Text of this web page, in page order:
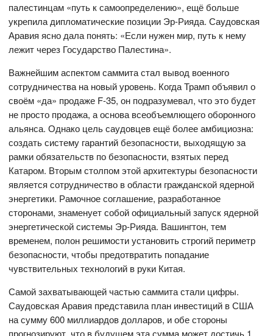
палестинцам «путь к самоопределению», ещё больше
укрепила дипломатические позиции Эр-Рияда. Саудовская
Аравия ясно дала понять: «Если нужен мир, путь к нему
лежит через Государство Палестина».
Важнейшим аспектом саммита стал вывод военного
сотрудничества на новый уровень. Когда Трамп объявил о
своём «да» продаже F-35, он подразумевал, что это будет
не просто продажа, а основа всеобъемлющего оборонного
альянса. Однако цель саудовцев ещё более амбициозна:
создать систему гарантий безопасности, выходящую за
рамки обязательств по безопасности, взятых перед
Катаром. Вторым столпом этой архитектуры безопасности
является сотрудничество в области гражданской ядерной
энергетики. Рамочное соглашение, разработанное
сторонами, знаменует собой официальный запуск ядерной
энергетической системы Эр-Рияда. Вашингтон, тем
временем, полон решимости установить строгий периметр
безопасности, чтобы предотвратить попадание
чувствительных технологий в руки Китая.
Самой захватывающей частью саммита стали цифры.
Саудовская Аравия представила план инвестиций в США
на сумму 600 миллиардов долларов, и обе стороны
прогнозируют, что в будущем эта сумма может достичь 1